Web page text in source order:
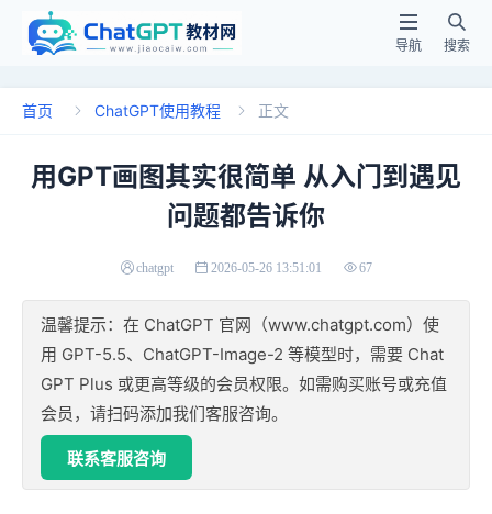

搜索

导航
首页  ChatGPT使用教程  正文
用GPT画图其实很简单 从入门到遇见
问题都告诉你
chatgpt 2026-05-26 13:51:01 67
温馨提示：在 ChatGPT 官网（www.chatgpt.com）使
用 GPT-5.5、ChatGPT-Image-2 等模型时，需要 Chat
GPT Plus 或更高等级的会员权限。如需购买账号或充值
会员，请扫码添加我们客服咨询。
联系客服咨询